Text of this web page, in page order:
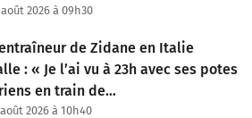
2026 à 09h30
entraîneur de Zidane en Italie
: « Je l’ai vu à 23h avec ses potes
en train de…
2026 à 10h40